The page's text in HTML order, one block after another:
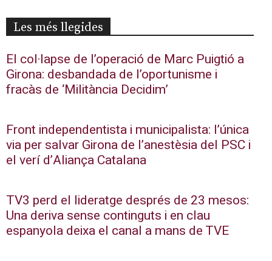
Les més llegides
El col·lapse de l’operació de Marc Puigtió a
Girona: desbandada de l’oportunisme i
fracàs de ‘Militància Decidim’
Front independentista i municipalista: l’única
via per salvar Girona de l’anestèsia del PSC i
el verí d’Aliança Catalana
TV3 perd el lideratge després de 23 mesos:
Una deriva sense continguts i en clau
espanyola deixa el canal a mans de TVE